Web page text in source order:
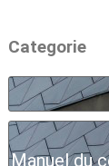
Categorie
Manuel du